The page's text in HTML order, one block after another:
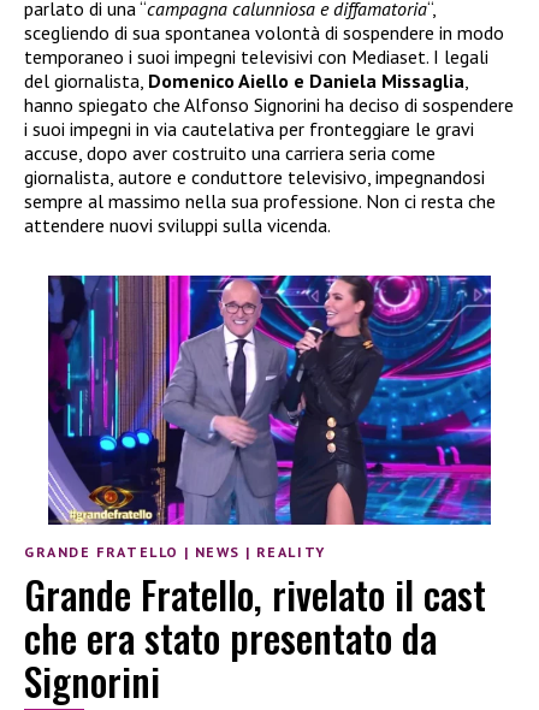
parlato di una “campagna calunniosa e diffamatoria“,
scegliendo di sua spontanea volontà di sospendere in modo
temporaneo i suoi impegni televisivi con Mediaset. I legali
del giornalista, Domenico Aiello e Daniela Missaglia
hanno spiegato che Alfonso Signorini ha deciso di sospendere
i suoi impegni in via cautelativa per fronteggiare le gravi
accuse, dopo aver costruito una carriera seria come
giornalista, autore e conduttore televisivo, impegnandosi
sempre al massimo nella sua professione. Non ci resta che
attendere nuovi sviluppi sulla vicenda.
GRANDE FRATELLO | NEWS | REALITY
Grande Fratello, rivelato il cast
che era stato presentato da
Signorini